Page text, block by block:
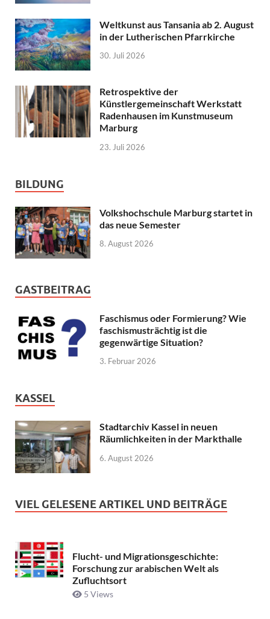
Weltkunst aus Tansania ab 2. August
in der Lutherischen Pfarrkirche
30. Juli 2026
Retrospektive der
Künstlergemeinschaft Werkstatt
Radenhausen im Kunstmuseum
Marburg
23. Juli 2026
BILDUNG
Volkshochschule Marburg startet in
das neue Semester
8. August 2026
GASTBEITRAG
Faschismus oder Formierung? Wie
faschismusträchtig ist die
gegenwärtige Situation?
3. Februar 2026
KASSEL
Stadtarchiv Kassel in neuen
Räumlichkeiten in der Markthalle
6. August 2026
VIEL GELESENE ARTIKEL UND BEITRÄGE
Flucht- und Migrationsgeschichte:
Forschung zur arabischen Welt als
Zufluchtsort
5 Views